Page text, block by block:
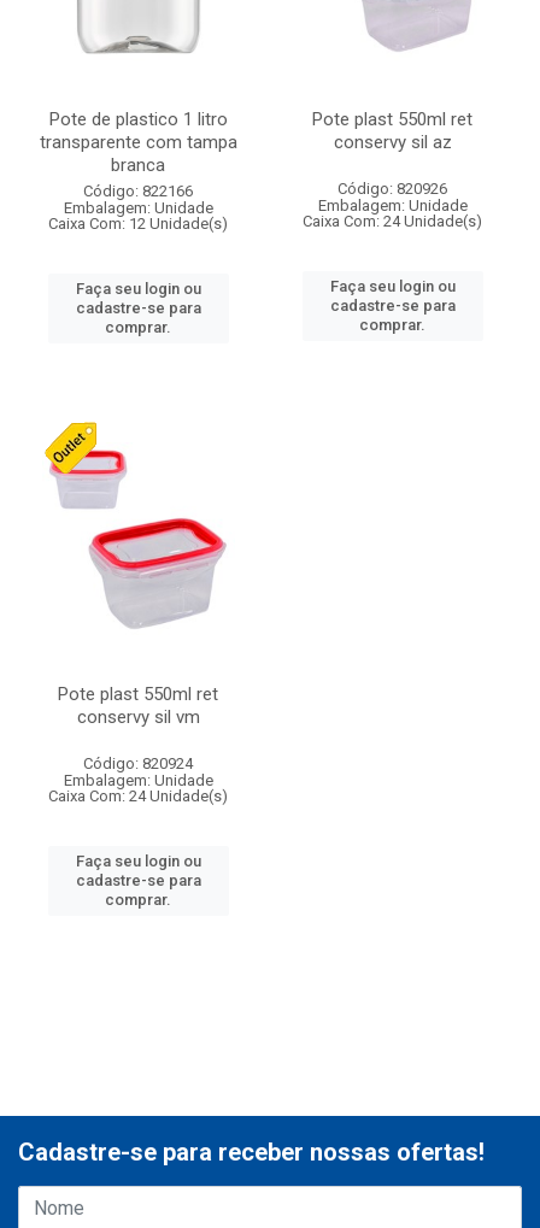
Pote de plastico 1 litro
transparente com tampa
branca
Código: 822166
Embalagem: Unidade
Caixa Com: 12 Unidade(s)
Faça seu login ou
cadastre-se para
comprar.
Pote plast 550ml ret
conservy sil az
Código: 820926
Embalagem: Unidade
Caixa Com: 24 Unidade(s)
Faça seu login ou
cadastre-se para
comprar.
Pote plast 550ml ret
conservy sil vm
Código: 820924
Embalagem: Unidade
Caixa Com: 24 Unidade(s)
Faça seu login ou
cadastre-se para
comprar.
Cadastre-se para receber nossas ofertas!